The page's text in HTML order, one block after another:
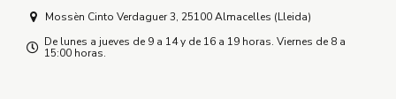
Mossèn Cinto Verdaguer 3, 25100 Almacelles (Lleida)
De lunes a jueves de 9 a 14 y de 16 a 19 horas. Viernes de 8 a
15:00 horas.